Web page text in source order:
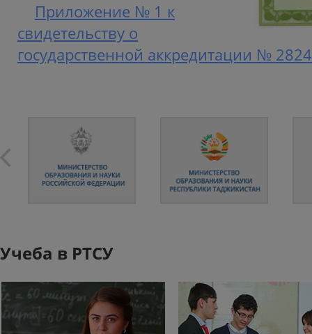
Приложение № 1 к
свидетельству о
государственной аккредитации №
Учеба в РТСУ